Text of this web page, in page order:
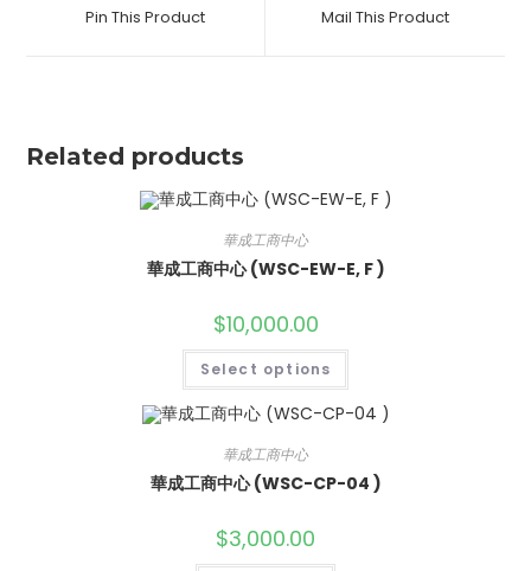
Pin This Product Mail This Product
Related products
華成工商中心
華成工商中心 (WSC-EW-E, F )
$10,000.00
Select options
華成工商中心
華成工商中心 (WSC-CP-04 )
$3,000.00